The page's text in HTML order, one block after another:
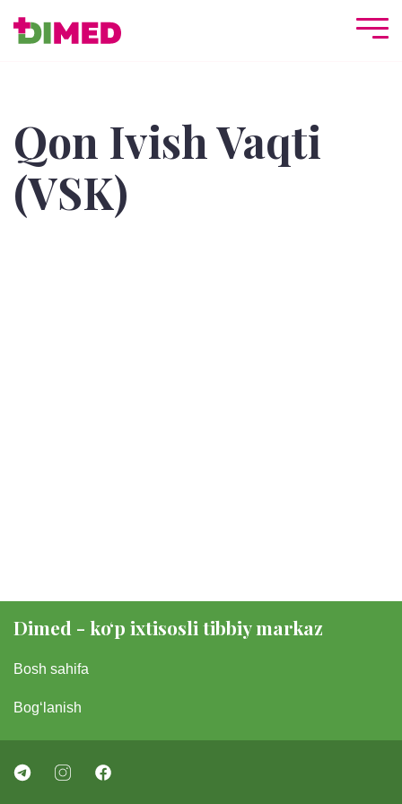
Qon Ivish Vaqti
(VSK)
Dimed - koʻp ixtisosli tibbiy markaz
Bosh sahifa
Bogʻlanish